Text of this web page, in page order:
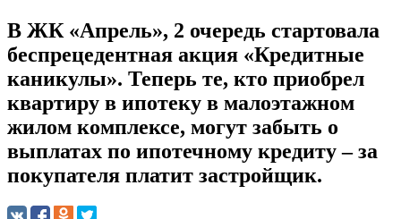
В ЖК «Апрель», 2 очередь стартовала
беспрецедентная акция «Кредитные
каникулы». Теперь те, кто приобрел
квартиру в ипотеку в малоэтажном
жилом комплексе, могут забыть о
выплатах по ипотечному кредиту – за
покупателя платит застройщик.